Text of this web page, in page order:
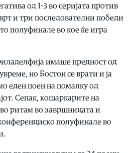
од 1-3 во серијата против
и три последователни победи
полуфинале во кое ќе игра
имаше предност од
но Бостон се врати и ја
еден поен на помалку од
Сепак, кошаркарите на
ритам во завршницата и
полуфинале во